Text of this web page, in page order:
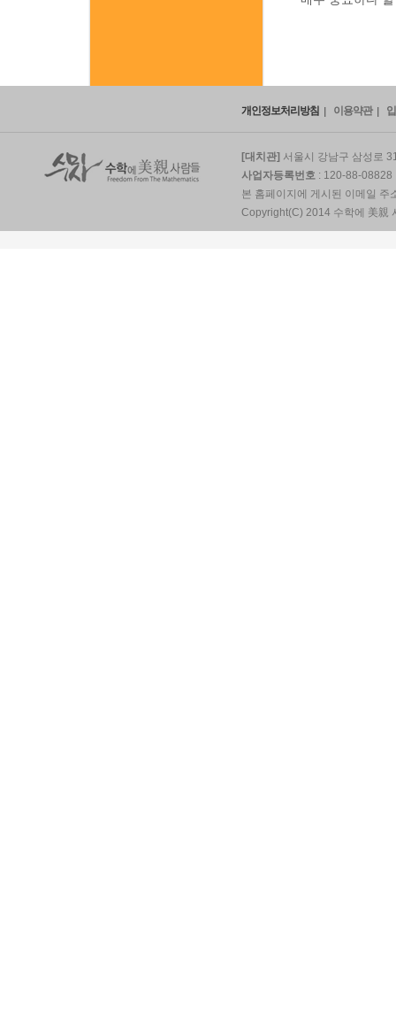
개인정보처리방침 이용약관
[대치관] 서울시 강남구 삼성로
사업자등록번호 : 120-88-
본 홈페이지에 게시된 이메일 주
Copyright(C) 2014 수학에 美親